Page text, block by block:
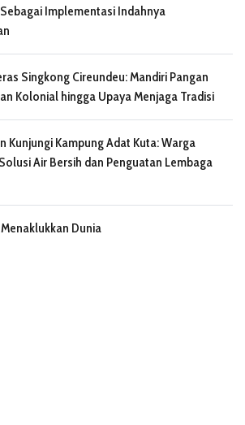
Implementasi Indahnya
Singkong Cireundeu: Mandiri Pangan
Kolonial hingga Upaya Menjaga Tradisi
Kunjungi Kampung Adat Kuta: Warga
Air Bersih dan Penguatan Lembaga
Dunia